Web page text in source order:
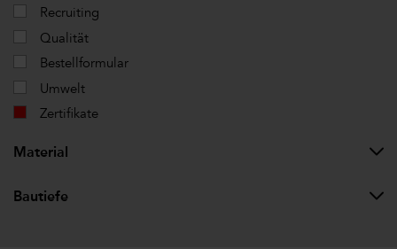
Recruiting
Qualität
Bestellformular
Umwelt
Zertifikate
Material
Bautiefe